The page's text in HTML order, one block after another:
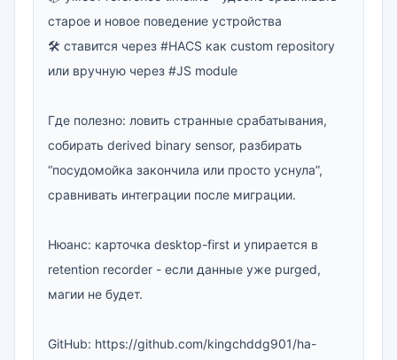
старое и новое поведение устройства
🛠 ставится через #HACS как custom repository
или вручную через #JS module
Где полезно: ловить странные срабатывания,
собирать derived binary sensor, разбирать
“посудомойка закончила или просто уснула”,
сравнивать интеграции после миграции.
Нюанс: карточка desktop-first и упирается в
retention recorder - если данные уже purged,
магии не будет.
GitHub: https://github.com/kingchddg901/ha-